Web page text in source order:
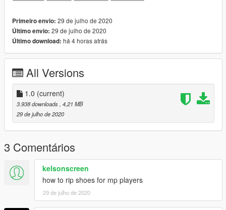
Primeiro envio: 29 de julho de 2020
Último envio: 29 de julho de 2020
Último download: há 4 horas atrás
All Versions
1.0 (current)
3.938 downloads , 4,21 MB
29 de julho de 2020
3 Comentários
kelsonscreen
how to rip shoes for mp players
29 de julho de 2020